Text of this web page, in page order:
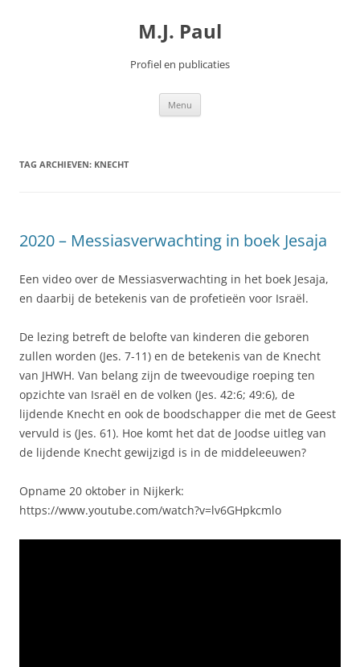
M.J. Paul
Profiel en publicaties
Menu
TAG ARCHIEVEN: KNECHT
2020 – Messiasverwachting in boek Jesaja
Een video over de Messiasverwachting in het boek Jesaja,
en daarbij de betekenis van de profetieën voor Israël.
De lezing betreft de belofte van kinderen die geboren
zullen worden (Jes. 7-11) en de betekenis van de Knecht
van JHWH. Van belang zijn de tweevoudige roeping ten
opzichte van Israël en de volken (Jes. 42:6; 49:6), de
lijdende Knecht en ook de boodschapper die met de Geest
vervuld is (Jes. 61). Hoe komt het dat de Joodse uitleg van
de lijdende Knecht gewijzigd is in de middeleeuwen?
Opname 20 oktober in Nijkerk:
https://www.youtube.com/watch?v=lv6GHpkcmlo